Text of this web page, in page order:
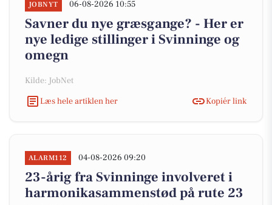
JOBNYT 06-08-2026 10:55
Savner du nye græsgange? - Her er
nye ledige stillinger i Svinninge og
omegn
Kilde: JobNet
Læs hele artiklen her
Kopiér link
ALARM112 04-08-2026 09:20
23-årig fra Svinninge involveret i
harmonikasammenstød på rute 23